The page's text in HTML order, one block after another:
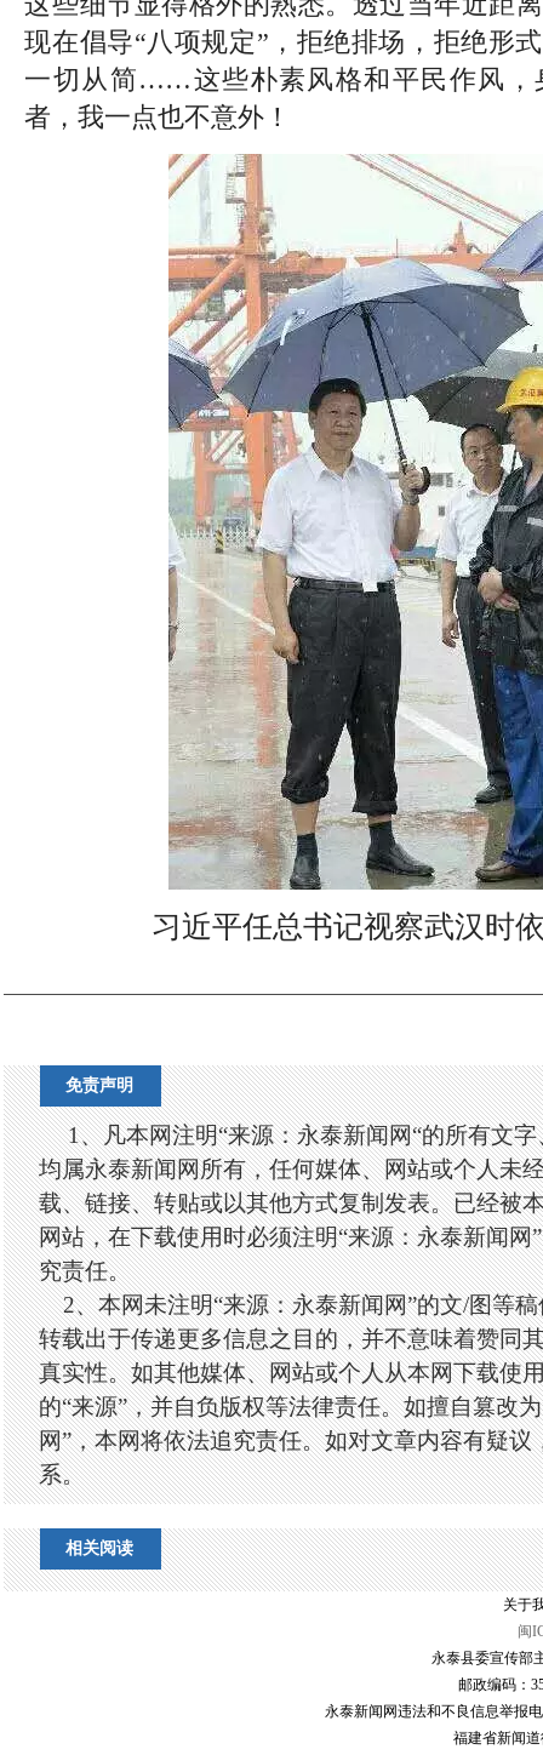
现在倡导“八项规定”，拒绝排场，拒绝形
一切从简……这些朴素风格和平民作风，
者，我一点也不意外！
习近平任总书记视察武汉时
免责声明
1、凡本网注明“来源：永泰新闻网“的所有文
均属永泰新闻网所有，任何媒体、网站或个人未
载、链接、转贴或以其他方式复制发表。已经被
网站，在下载使用时必须注明“来源：永泰新闻网
究责任。
2、本网未注明“来源：永泰新闻网”的文/图等稿
转载出于传递更多信息之目的，并不意味着赞同
真实性。如其他媒体、网站或个人从本网下载使
的“来源”，并自负版权等法律责任。如擅自篡改
网”，本网将依法追究责任。如对文章内容有疑议
系。
相关阅读
关于
闽
永泰县委宣传部
邮政编码：
永泰新闻网违法和不良信息举报电
福建省新闻道